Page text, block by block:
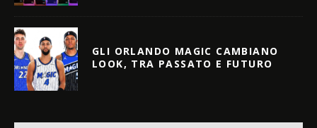
GLI ORLANDO MAGIC CAMBIANO
LOOK, TRA PASSATO E FUTURO